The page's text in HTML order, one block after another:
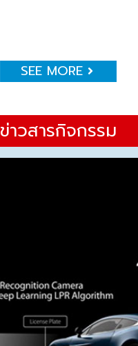
SEE MORE
ข่าวสารกิจกรรม